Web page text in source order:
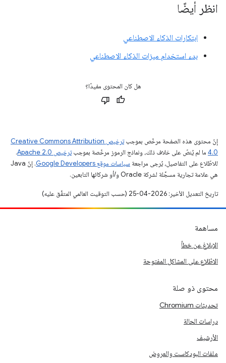
انظر أيضًا
ابتكارات الذكاء الاصطناعي
بدء استخدام ميزات الذكاء الاصطناعي
هل كان المحتوى مفيدًا؟
إنّ محتوى هذه الصفحة مرخّص بموجب
ترخيص Creative Commons Attribution
4.0‏ ما لم يُنصّ على خلاف ذلك، ونماذج الرموز مرخّصة بموجبترخيص Apache 2.0‏
.
للاطّلاع على التفاصيل، يُرجى مراجعة سياسات موقع Google Developers‏
. إنّ Java
هي علامة تجارية مسجَّلة لشركة Oracle و/أو شركائها التابعين.
تاريخ التعديل الأخير: 2026-04-25 (حسب التوقيت العالمي المتفَّق عليه)
مساهمة
الإبلاغ عن خطأ
الاطّلاع على المشاكل المفتوحة
محتوى ذو صلة
تحديثات Chromium
دراسات الحالة
الأرشيف
ملفات البودكاست والعروض